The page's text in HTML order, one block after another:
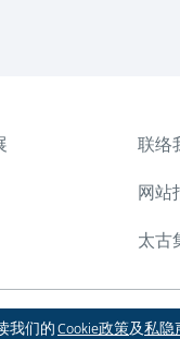
我们的Cookie政策及私隐
联络
网站
太古
2026 太古股份有限公司